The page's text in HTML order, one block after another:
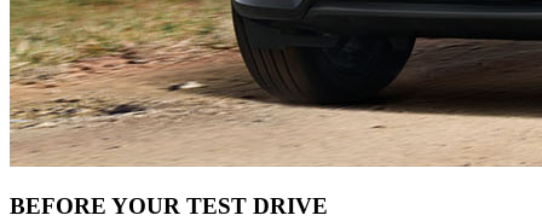
BEFORE YOUR TEST DRIVE